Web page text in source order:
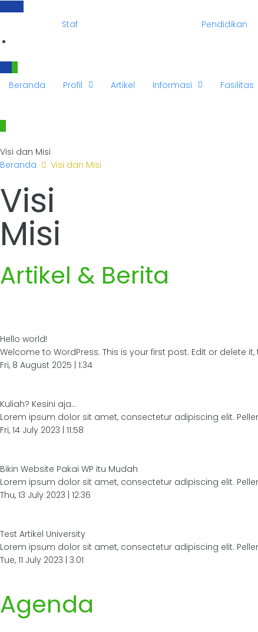
Staf Pendidikan
Beranda Profil Artikel Informasi Fasilitas
Visi dan Misi
Beranda
Visi dan Misi
Visi
Misi
Artikel & Berita
Hello world!
Welcome to WordPress. This is your first post. Edit or delete it,
Fri, 8 August 2025 | 1:34
Kuliah? Kesini aja...
Lorem ipsum dolor sit amet, consectetur adipiscing elit.
Fri, 14 July 2023 | 11:58
Bikin Website Pakai WP itu Mudah
Lorem ipsum dolor sit amet, consectetur adipiscing elit.
Thu, 13 July 2023 | 12:36
Test Artikel University
Lorem ipsum dolor sit amet, consectetur adipiscing elit.
Tue, 11 July 2023 | 3:01
Agenda